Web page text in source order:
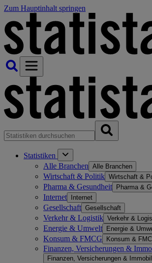
Zum Hauptinhalt springen
Statistiken
Alle Branchen Alle Branchen
Wirtschaft & Politik Wirtschaft &
Pharma & Gesundheit Pharma &
Internet Internet
Gesellschaft Gesellschaft
Verkehr & Logistik Verkehr &
Energie & Umwelt Energie &
Konsum & FMCG Konsum &
Finanzen, Versicherungen &
Finanzen, Versicherungen &